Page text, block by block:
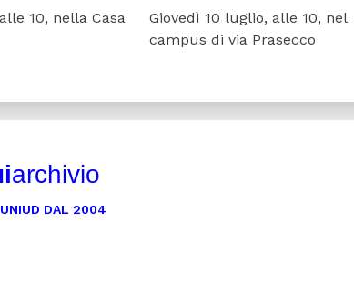
10, nella Casa
Giovedì 10 luglio, alle 10, nel
campus di via Prasecco
archivio
DAL 2004